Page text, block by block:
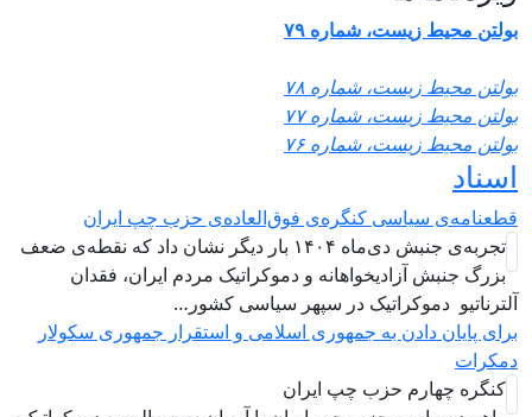
محیط زیست، شماره ۷۹
محیط زیست، شماره ۷۸
محیط زیست، شماره ۷۷
محیط زیست، شماره ۷۶
سیاسی کنگره‌ی فوق‌العاده‌ی حزب چپ ایران
تجربه‌ی جنبش دی‌ماه ۱۴۰۴ بار دیگر نشان داد که نقطه‌ی ضعف
بزرگ جنبش آزادیخواهانه و دموکراتیک مردم ایران، فقدان
دموکراتیک در سپهر سیاسی کشور…
پایان دادن به جمهوری اسلامی و استقرار جمهوری سکولار
کنگره چهارم حزب چپ ایران